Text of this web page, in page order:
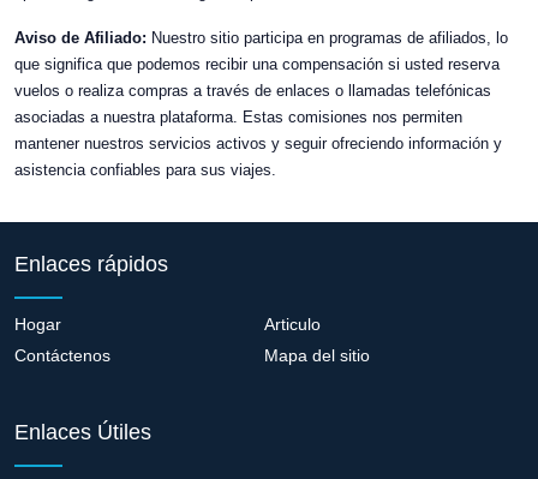
Aviso de Afiliado: Nuestro sitio participa en programas de afiliados, lo
que significa que podemos recibir una compensación si usted reserva
vuelos o realiza compras a través de enlaces o llamadas telefónicas
asociadas a nuestra plataforma. Estas comisiones nos permiten
mantener nuestros servicios activos y seguir ofreciendo información y
asistencia confiables para sus viajes.
Enlaces rápidos
Hogar
Articulo
Contáctenos
Mapa del sitio
Enlaces Útiles